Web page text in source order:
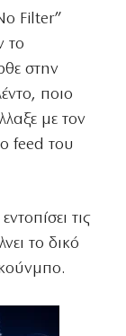
Filter”
το
στην
ποιο
με τον
feed του
τις
το δικό